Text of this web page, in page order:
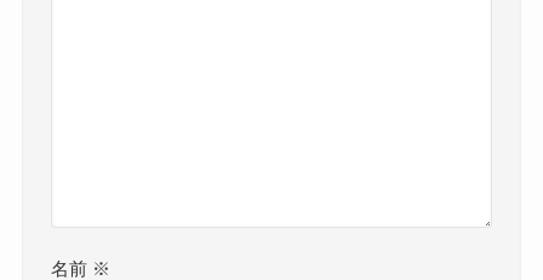
名前 ※